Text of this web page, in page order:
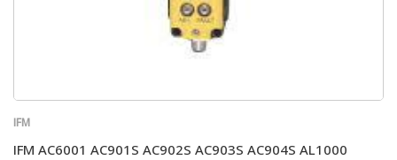
IFM
IFM AC6001 AC901S AC902S AC903S AC904S AL1000